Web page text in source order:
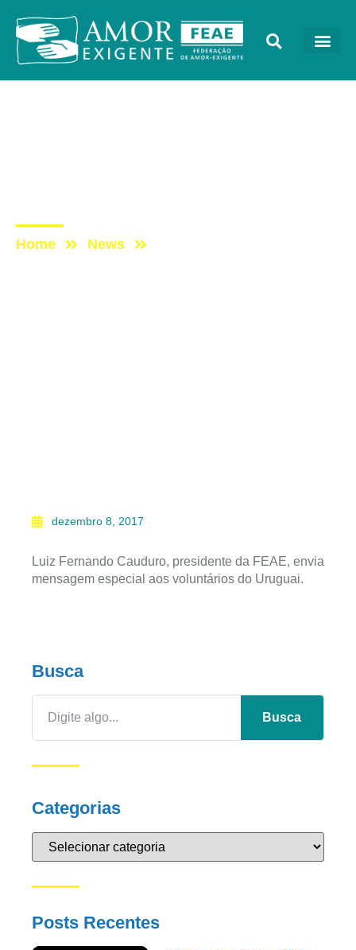
Home News
dezembro 8, 2017
Luiz Fernando Cauduro, presidente da FEAE, envia
mensagem especial aos voluntários do Uruguai.
Busca
Busca
Categorias
Posts Recentes